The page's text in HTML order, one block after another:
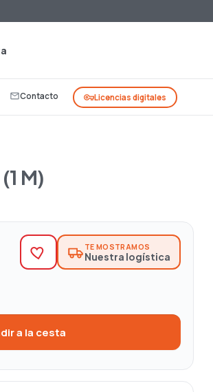
mail_outlineContacto vpn_keyLicencias digitales
M)
TE MOSTRAMOS
Nuestra logística
a la cesta